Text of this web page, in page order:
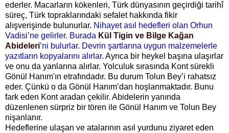
ederler. Macarların kökenleri, Türk dünyasının geçirdiği tarihî
süreç, Türk topraklarındaki sefalet hakkında fikir
alışverişinde bulunurlar. Nihayet asıl hedefleri olan Orhun
Vadisi’ne gelirler. Burada Kül Tigin ve Bilge Kağan
Abideleri’ni bulurlar. Devrin şartlarına uygun malzemelerle
yazıtların kopyalarını alırlar. Ayrıca bir heykel başına ulaşırlar
ve onu da yanlarına alırlar. Yolculuk sırasında Kont sürekli
Gönül Hanım'ın etrafındadır. Bu durum Tolun Bey’i rahatsız
eder. Çünkü o da Gönül Hanım’dan hoşlanmaktadır. Bunu
fark eden Kont aradan çekilir. Abidelerin yanında
düzenlenen sürpriz bir tören ile Gönül Hanım ve Tolun Bey
nişanlanır.
Hedeflerine ulaşan ve atalarının asıl yurdunu ziyaret eden